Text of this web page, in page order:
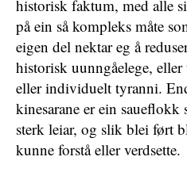
historisk faktum, med alle
på ein så kompleks måte
eigen del nektar eg å
historisk uunngåelege,
eller individuelt tyranni.
kinesarane er ein
sterk leiar, og slik blei ført
kunne forstå eller verdsette.